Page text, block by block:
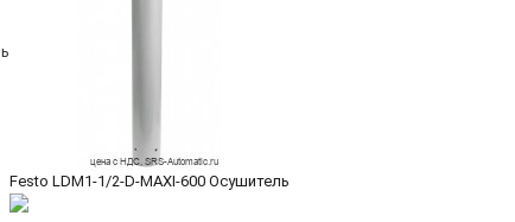
Festo LDM1-1/2-D-MAXI-600 Осушитель